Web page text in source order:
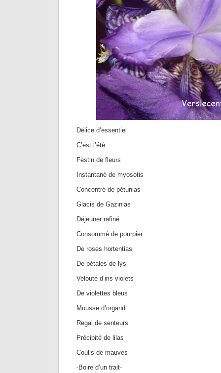
Délice d’essentiel
C’est l’été
Festin de fleurs
Instantané de myosotis
Concentré de pétunias
Glacis de Gazinias
Déjeuner rafiné
Consommé de pourpier
De roses hortentias
De pétales de lys
Velouté d’iris violets
De violettes bleus
Mousse d’organdi
Regal de senteurs
Précipité de lilas
Coulis de mauves
-Boire d’un trait-